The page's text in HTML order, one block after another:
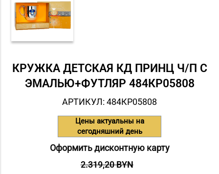
КРУЖКА ДЕТСКАЯ КД ПРИНЦ Ч/П С
ЭМАЛЬЮ+ФУТЛЯР 484КР05808
АРТИКУЛ: 484КР05808
Цены актуальны на
сегодняшний день
Оформить дисконтную карту
2.319,20 BYN